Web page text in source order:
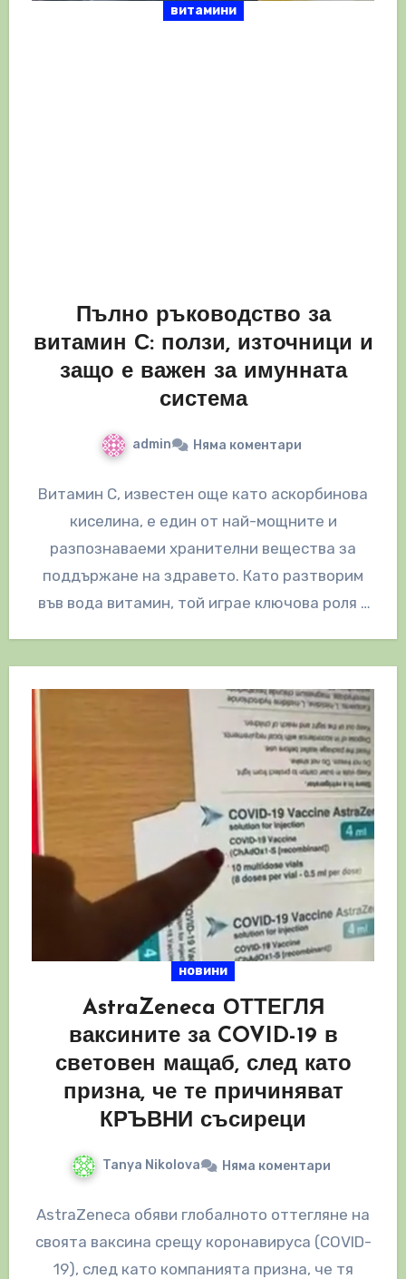
витамини
Пълно ръководство за
витамин С: ползи, източници и
защо е важен за имунната
система
admin Няма коментари
Витамин С, известен още като аскорбинова
киселина, е един от най-мощните и
разпознаваеми хранителни вещества за
поддържане на здравето. Като разтворим
във вода витамин, той играе ключова роля в
новини
AstraZeneca ОТТЕГЛЯ
ваксините за COVID-19 в
световен мащаб, след като
призна, че те причиняват
КРЪВНИ съсиреци
Tanya Nikolova Няма коментари
AstraZeneca обяви глобалното оттегляне на
своята ваксина срещу коронавируса (COVID-
19), след като компанията призна, че тя